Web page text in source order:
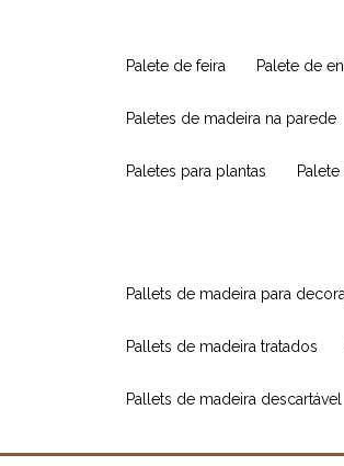
palete de feira palete de
paletes de madeira na parede
paletes para plantas
pallets de madeira para
pallets de madeira tratados
pallets de madeira descartável